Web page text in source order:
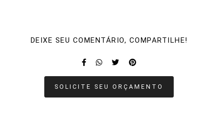
DEIXE SEU COMENTÁRIO, COMPARTILHE!
SOLICITE SEU ORÇAMENTO